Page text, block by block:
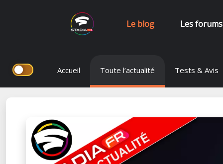
Le blog Les forums
Aller
contenu
Accueil Toute l’actualité Tests & Avis